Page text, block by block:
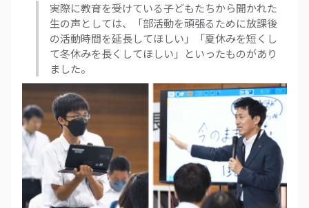
実際に教育を受けている子どもたちから聞かれた
生の声としては、「部活動を頑張るために放課後
の活動時間を延長してほしい」「夏休みを短くし
て冬休みを長くしてほしい」といったものがあり
ました。